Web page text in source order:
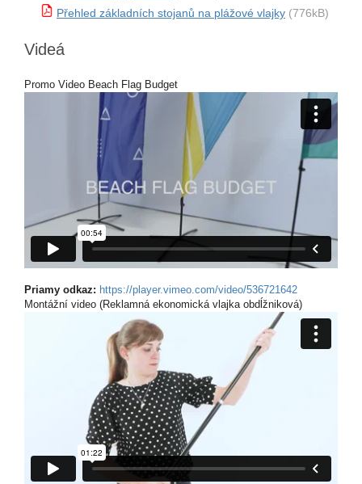
Přehled základních stojanů na plážové vlajky (776kB)
Videá
Promo Video Beach Flag Budget
Priamy odkaz: https://player.vimeo.com/video/536721642
Montážní video (Reklamná ekonomická vlajka obdĺžniková)